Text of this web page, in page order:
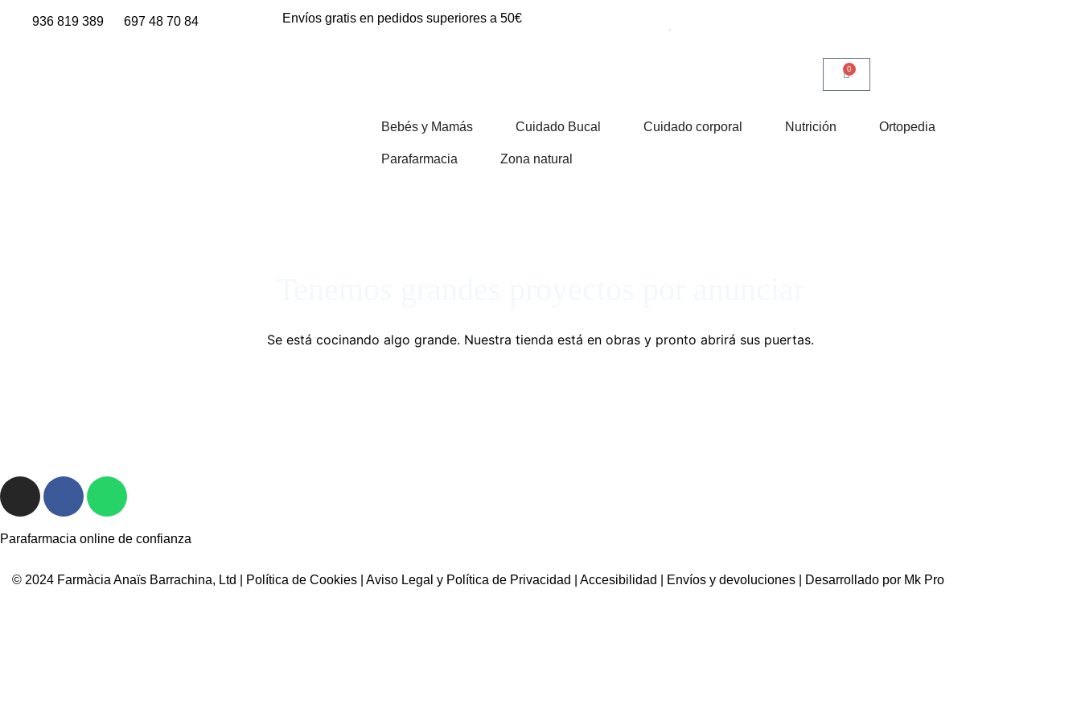
936 819 389 697 48 70 84 Envíos gratis en pedidos superiores a 50€
0
Bebés y Mamás Cuidado Bucal Cuidado corporal Nutrición Ortopedia
Parafarmacia Zona natural
Se está cocinando algo grande. Nuestra tienda está en obras y pronto abrirá sus puertas.
Parafarmacia online de confianza
© 2024 Farmàcia Anaïs Barrachina, Ltd | Política de Cookies Aviso Legal y Política de Privacidad Accesibilidad Envíos y devoluciones | Desarrollado por Mk Pro